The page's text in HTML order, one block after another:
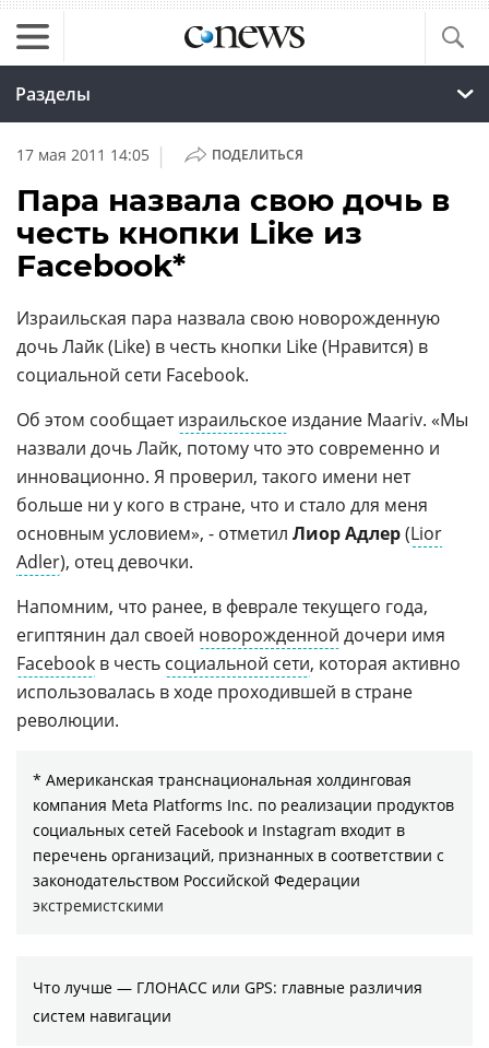
Разделы
17 мая 2011 14:05 | ПОДЕЛИТЬСЯ
Пара назвала свою дочь в
честь кнопки Like из
Facebook*
Израильская пара назвала свою новорожденную
дочь Лайк (Like) в честь кнопки Like (Нравится) в
социальной сети Facebook.
Об этом сообщаетизраильское издание Maariv. «Мы
назвали дочь Лайк, потому что это современно и
инновационно. Я проверил, такого имени нет
больше ни у кого в стране, что и стало для меня
основным условием», - отметил Лиор Адлер(Lior
Adler), отец девочки.
Напомним, что ранее, в феврале текущего года,
египтянин дал своей новорожденной дочери имя
Facebook в честь социальной сети, которая активно
использовалась в ходе проходившей в стране
революции.
* Американская транснациональная холдинговая
компания Meta Platforms Inc. по реализации продуктов
социальных сетей Facebook и Instagram входит в
перечень организаций, признанных в соответствии с
законодательством Российской Федерации
экстремистскими
Что лучше — ГЛОНАСС или GPS: главные различия
систем навигации